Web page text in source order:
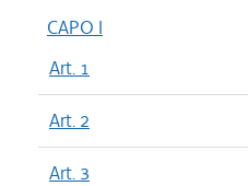
CAPO I
Art. 1
Art. 2
Art. 3